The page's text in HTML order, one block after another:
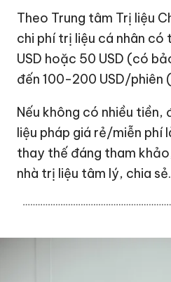
Theo Trung tâm Trị liệu
chi phí trị liệu cá nhân
USD hoặc 50 USD (có
đến 100-200 USD/phiên
Nếu không có nhiều tiền,
liệu pháp giá rẻ/miễn phí
thay thế đáng tham
nhà trị liệu tâm lý, chia sẻ.